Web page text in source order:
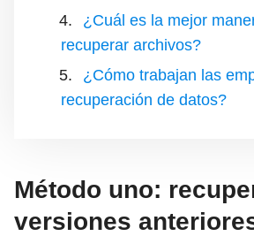
¿Cuál es la mejor
recuperar archivos?
¿Cómo trabajan las
recuperación de datos?
Método uno:
versiones